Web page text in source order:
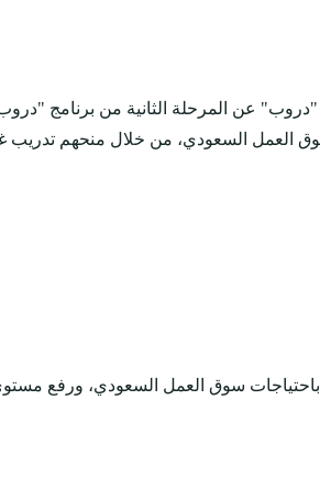
"دروب" عن المرحلة الثانية من برنامج
باحتياجات سوق العمل السعودي، ورفع